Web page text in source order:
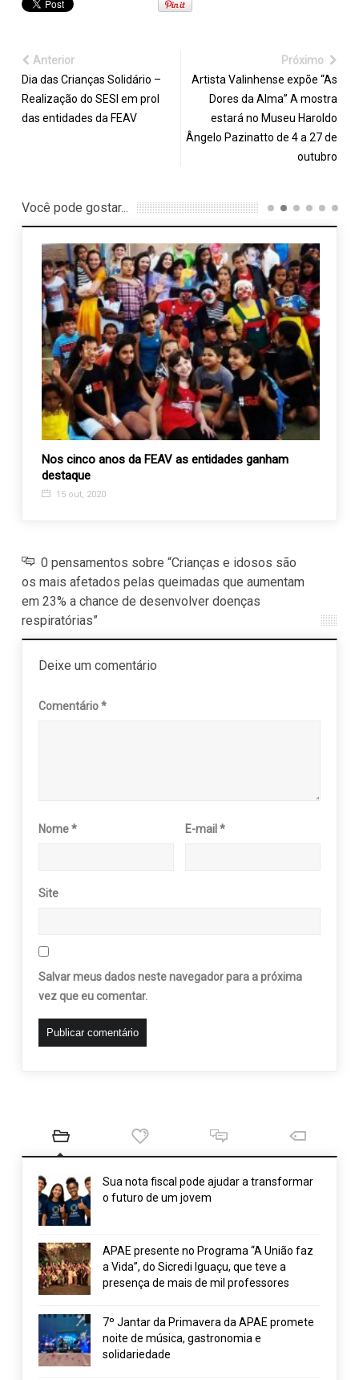
Anterior
Dia das Crianças Solidário –
Realização do SESI em prol
das entidades da FEAV
Próximo
Artista Valinhense expõe “As
Dores da Alma” A mostra
estará no Museu Haroldo
Ângelo Pazinatto de 4 a 27 de
outubro
Você pode gostar...
Nos cinco anos da FEAV as entidades ganham
destaque
15 out, 2020
0 pensamentos sobre “Crianças e idosos são
os mais afetados pelas queimadas que aumentam
em 23% a chance de desenvolver doenças
respiratórias”
Deixe um comentário
Comentário*
Nome* E-mail*
Site
Salvar meus dados neste navegador para a próxima
vez que eu comentar.
Sua nota fiscal pode ajudar a transformar
o futuro de um jovem
APAE presente no Programa “A União faz
a Vida”, do Sicredi Iguaçu, que teve a
presença de mais de mil professores
7º Jantar da Primavera da APAE promete
noite de música, gastronomia e
solidariedade